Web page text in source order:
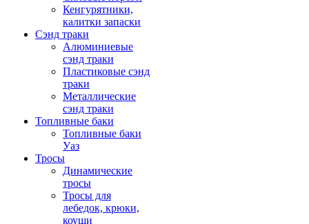
Кенгурятники,
калитки запаски
Сэнд траки
Алюминиевые
сэнд траки
Пластиковые сэнд
траки
Металлические
сэнд траки
Топливные баки
Топливные баки
Уаз
Тросы
Динамические
тросы
Тросы для
лебедок, крюки,
коуши